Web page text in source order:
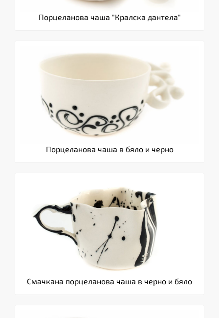
Порцеланова чаша "Кралска дантела"
Порцеланова чаша в бяло и черно
Смачкана порцеланова чаша в черно и бяло